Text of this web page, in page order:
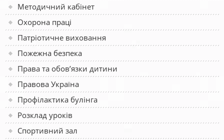
Методичний кабінет
Охорона праці
Патріотичне виховання
Пожежна безпека
Права та обов’язки дитини
Правова Україна
Профілактика булінга
Розклад уроків
Спортивний зал